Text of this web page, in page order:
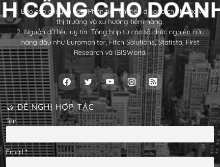
1. Báo cáo chuyên sâu: Phân tích chi tiết, dự báo chính xác về
thị trường và xu hướng tiềm năng.
2. Nguồn dữ liệu uy tín: Tổng hợp từ các tổ chức nghiên cứu
hàng đầu như Euromonitor, Fitch Solutions, Statista, First
Research và IBISWorld.
🤝 ĐỀ NGHỊ HỢP TÁC
Tên
Email*